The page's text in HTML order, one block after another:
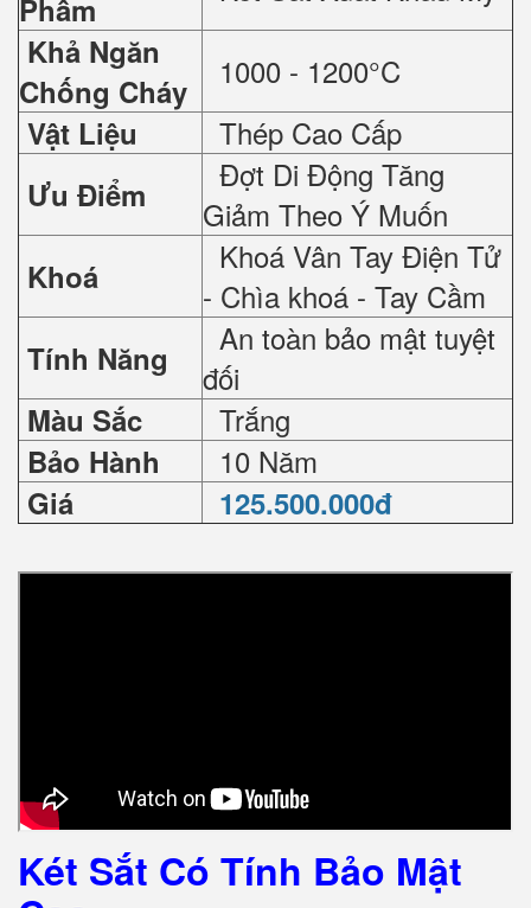
Phẩm
Khả Ngăn
Chống Cháy
1000 - 1200°C
Vật Liệu Thép Cao Cấp
Ưu Điểm
Đợt Di Động Tăng
Giảm Theo Ý Muốn
Khoá
Khoá Vân Tay Điện Tử
- Chìa khoá - Tay Cầm
Tính Năng
An toàn bảo mật tuyệt
đối
Màu Sắc Trắng
Bảo Hành 10 Năm
Giá 125.500.000đ
Két Sắt Có Tính Bảo Mật